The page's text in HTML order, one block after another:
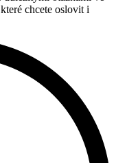
chcete oslovit i